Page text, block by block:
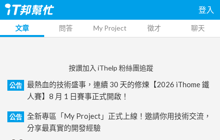
登入
文章 問答 My Project 徵才 聊天
按讚加入 iThelp 粉絲團追蹤
公告
最熱血的技術盛事，連續 30 天的修煉【2026 iThome 鐵
人賽】8 月 1 日賽事正式開啟！
公告
全新專區「My Project」正式上線！邀請你用技術交流，
分享最真實的開發經驗